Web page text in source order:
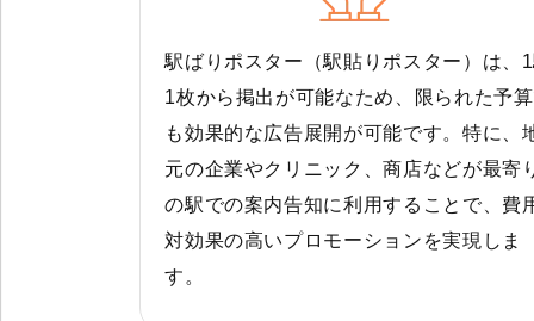
駅ばりポスター（駅貼りポスター）は、
1枚から掲出が可能なため、限られた予
も効果的な広告展開が可能です。特に、
元の企業やクリニック、商店などが最寄
の駅での案内告知に利用することで、費
対効果の高いプロモーションを実現しま
す。